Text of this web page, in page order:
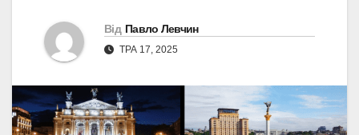
Від Павло Левчин
ТРА 17, 2025